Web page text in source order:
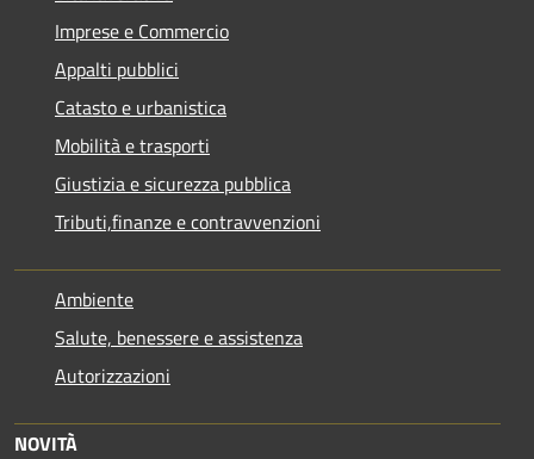
Imprese e Commercio
Appalti pubblici
Catasto e urbanistica
Mobilità e trasporti
Giustizia e sicurezza pubblica
Tributi,finanze e contravvenzioni
Ambiente
Salute, benessere e assistenza
Autorizzazioni
NOVITÀ